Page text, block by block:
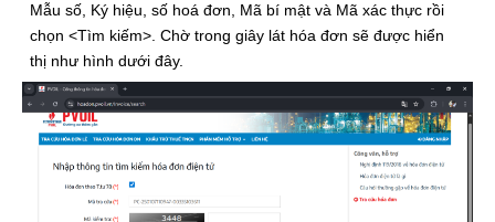
Mẫu số, Ký hiệu, số hoá đơn, Mã bí mật và Mã xác thực rồi
chọn <Tìm kiếm>. Chờ trong giây lát hóa đơn sẽ được hiển
thị như hình dưới đây.